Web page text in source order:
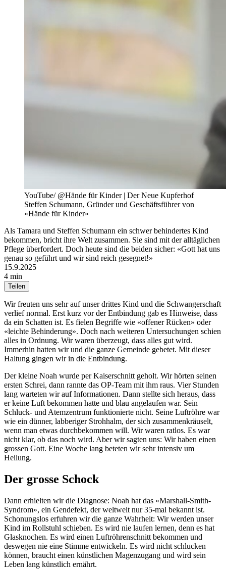
YouTube/ @Hände für Kinder | Der Neue Kupferhof
Steffen Schumann, Gründer und Geschäftsführer von
«Hände für Kinder»
Als Tamara und Steffen Schumann ein schwer behindertes Kind
bekommen, bricht ihre Welt zusammen. Sie sind mit der alltäglichen
Pflege überfordert. Doch heute sind die beiden sicher: «Gott hat uns
genau so geführt und wir sind reich gesegnet!»
15.9.2025
4 min
Teilen
Wir freuten uns sehr auf unser drittes Kind und die Schwangerschaft
verlief normal. Erst kurz vor der Entbindung gab es Hinweise, dass
da ein Schatten ist. Es fielen Begriffe wie «offener Rücken» oder
«leichte Behinderung». Doch nach weiteren Untersuchungen schien
alles in Ordnung. Wir waren überzeugt, dass alles gut wird.
Immerhin hatten wir und die ganze Gemeinde gebetet. Mit dieser
Haltung gingen wir in die Entbindung.
Der kleine Noah wurde per Kaiserschnitt geholt. Wir hörten seinen
ersten Schrei, dann rannte das OP-Team mit ihm raus. Vier Stunden
lang warteten wir auf Informationen. Dann stellte sich heraus, dass
er keine Luft bekommen hatte und blau angelaufen war. Sein
Schluck- und Atemzentrum funktionierte nicht. Seine Luftröhre war
wie ein dünner, labberiger Strohhalm, der sich zusammenkräuselt,
wenn man etwas durchbekommen will. Wir waren ratlos. Es war
nicht klar, ob das noch wird. Aber wir sagten uns: Wir haben einen
grossen Gott. Eine Woche lang beteten wir sehr intensiv um
Heilung.
Der grosse Schock
Dann erhielten wir die Diagnose: Noah hat das «Marshall-Smith-
Syndrom», ein Gendefekt, der weltweit nur 35-mal bekannt ist.
Schonungslos erfuhren wir die ganze Wahrheit: Wir werden unser
Kind im Rollstuhl schieben. Es wird nie laufen lernen, denn es hat
Glasknochen. Es wird einen Luftröhrenschnitt bekommen und
deswegen nie eine Stimme entwickeln. Es wird nicht schlucken
können, braucht einen künstlichen Magenzugang und wird sein
Leben lang künstlich ernährt.